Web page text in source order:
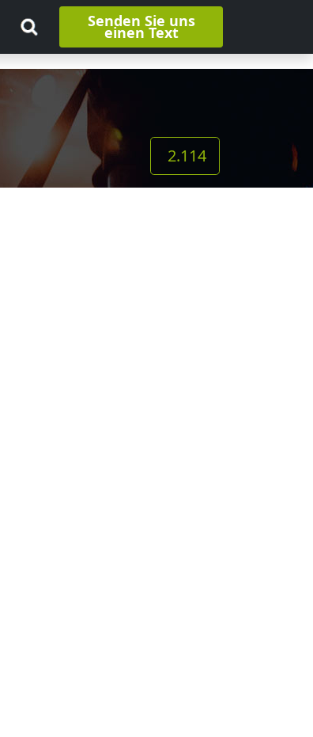
Senden Sie uns
einen Text
2.114